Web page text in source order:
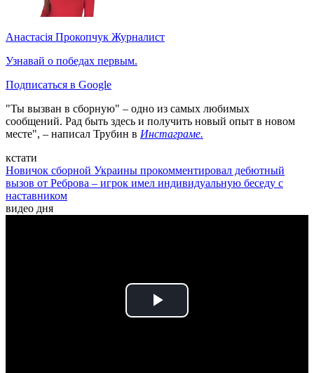
Анастасія Прокопчук Журналист
Узнавай о победах первым.
Подписаться в Google
"Ты вызван в сборную" – одно из самых любимых
сообщений. Рад быть здесь и получить новый опыт в новом
месте", – написал Трубин в Инстаграме.
кстати
Новичок сборной Украины прокомментировал дебютный
вызов от Реброва – игрок имел индивидуальную беседу с
наставником
видео дня
Play